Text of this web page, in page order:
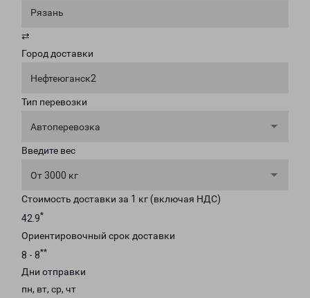
Рязань
⇄
Город доставки
Нефтеюганск2
Тип перевозки
Автоперевозка
Введите вес
От 3000 кг
Стоимость доставки за 1 кг (включая НДС)
42.9*
Ориентировочный срок доставки
8 - 8**
Дни отправки
пн, вт, ср, чт